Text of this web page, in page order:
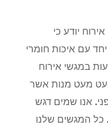
יודע כי
עם איכות חומרי
במגשי אירוח
מעט מנות אשר
אנו שמים דגש
כל המגשים שלנו